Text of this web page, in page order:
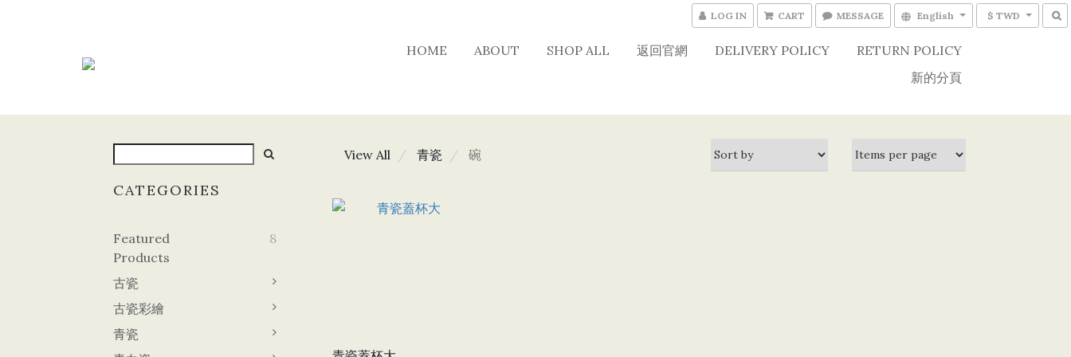
LOG IN CART MESSAGE English $ TWD
HOME ABOUT SHOP ALL 返回官網 DELIVERY POLICY
RETURN POLICY
新的分頁
CATEGORIES
Featured
Products
8
古瓷
古瓷彩繪
青瓷
View All 青瓷 碗